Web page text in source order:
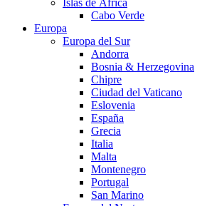
Cabo Verde
Europa
Europa del Sur
Andorra
Bosnia & Herzegovina
Chipre
Ciudad del Vaticano
Eslovenia
España
Grecia
Italia
Malta
Montenegro
Portugal
San Marino